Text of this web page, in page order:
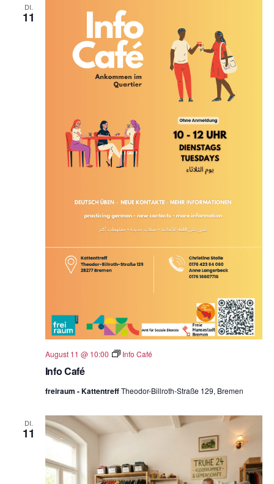
DI.
11
Info Café
August 11 @ 10:00 Info Café
freiraum - KattentreffTheodor-Billroth-Straße 129, Bremen
DI.
11